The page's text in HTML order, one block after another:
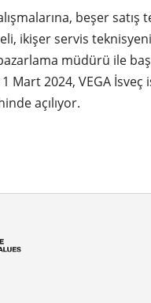
beşer satış
ikişer servis
müdürü ile
Mart 2024, VEGA İsveç
açılıyor.